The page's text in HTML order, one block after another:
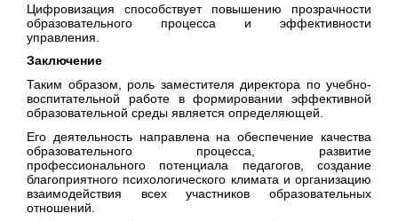
Цифровизация способствует повышению прозрачности
образовательного процесса и эффективности
управления.
Заключение
Таким образом, роль заместителя директора по учебно-
воспитательной работе в формировании эффективной
образовательной среды является определяющей.
Его деятельность направлена на обеспечение качества
образовательного процесса, развитие
профессионального потенциала педагогов, создание
благоприятного психологического климата и организацию
взаимодействия всех участников образовательных
отношений.